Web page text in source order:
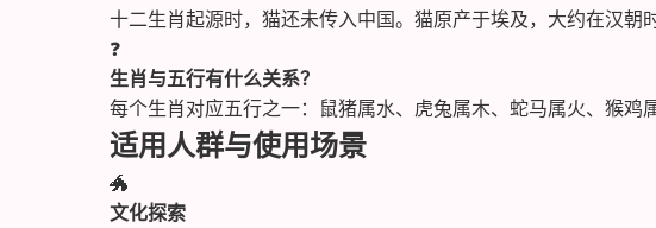
十二生肖起源时，猫还未传入中国。猫原产于埃及，大约在汉朝
❓
生肖与五行有什么关系？
每个生肖对应五行之一：鼠猪属水、虎兔属木、蛇马属火、猴鸡
适用人群与使用场景
🐲
文化探索